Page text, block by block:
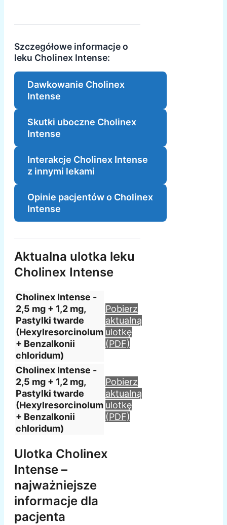
Szczegółowe informacje o
leku Cholinex Intense:
Dawkowanie Cholinex
Intense
Skutki uboczne Cholinex
Intense
Interakcje Cholinex Intense
z innymi lekami
Opinie pacjentów o Cholinex
Intense
Aktualna ulotka leku
Cholinex Intense
Cholinex Intense -
2,5 mg + 1,2 mg,
Pastylki twarde
(Hexylresorcinolum
+ Benzalkonii
chloridum)
Pobierz
aktualną
ulotkę
(PDF)
Cholinex Intense -
2,5 mg + 1,2 mg,
Pastylki twarde
(Hexylresorcinolum
+ Benzalkonii
chloridum)
Pobierz
aktualną
ulotkę
(PDF)
Ulotka Cholinex
Intense –
najważniejsze
informacje dla
pacjenta